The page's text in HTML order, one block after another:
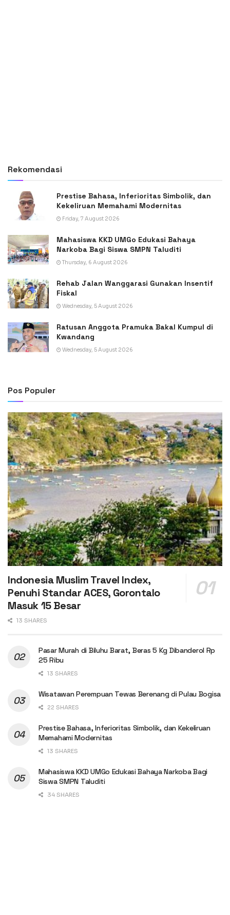
Rekomendasi
Prestise Bahasa, Inferioritas Simbolik, dan
Kekeliruan Memahami Modernitas
Friday, 7 August 2026
Mahasiswa KKD UMGo Edukasi Bahaya
Narkoba Bagi Siswa SMPN Taluditi
Thursday, 6 August 2026
Rehab Jalan Wanggarasi Gunakan Insentif
Fiskal
Wednesday, 5 August 2026
Ratusan Anggota Pramuka Bakal Kumpul di
Kwandang
Wednesday, 5 August 2026
Pos Populer
Indonesia Muslim Travel Index,
Penuhi Standar ACES, Gorontalo
Masuk 15 Besar
13 SHARES
Pasar Murah di Biluhu Barat, Beras 5 Kg Dibanderol Rp
25 Ribu
13 SHARES
Wisatawan Perempuan Tewas Berenang di Pulau Bogisa
22 SHARES
Prestise Bahasa, Inferioritas Simbolik, dan Kekeliruan
Memahami Modernitas
13 SHARES
Mahasiswa KKD UMGo Edukasi Bahaya Narkoba Bagi
Siswa SMPN Taluditi
34 SHARES